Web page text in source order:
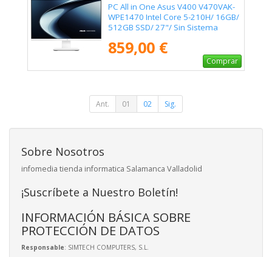
PC All in One Asus V400 V470VAK-
WPE1470 Intel Core 5-210H/ 16GB/
512GB SSD/ 27"/ Sin Sistema
859,00 €
Comprar
Ant. 01 02 Sig.
Sobre Nosotros
infomedia tienda informatica Salamanca Valladolid
¡Suscríbete a Nuestro Boletín!
INFORMACIÓN BÁSICA SOBRE
PROTECCIÓN DE DATOS
Responsable: SIMTECH COMPUTERS, S.L.